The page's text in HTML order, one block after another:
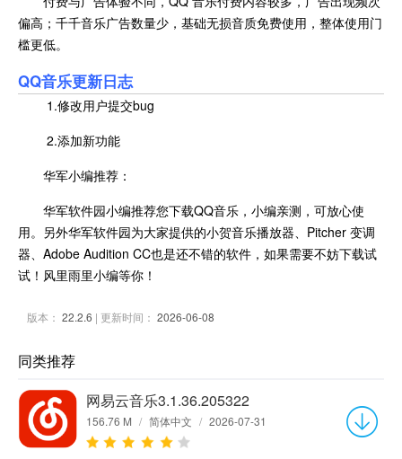
偏高；千千音乐广告数量少，基础无损音质免费使用，整体使用门
槛更低。
QQ音乐更新日志
1.修改用户提交bug
2.添加新功能
华军小编推荐：
华军软件园小编推荐您下载QQ音乐，小编亲测，可放心使
用。另外华军软件园为大家提供的小贺音乐播放器、Pitcher 变调
器、Adobe Audition CC也是还不错的软件，如果需要不妨下载试
试！风里雨里小编等你！
版本： 22.2.6 | 更新时间： 2026-06-08
同类推荐
网易云音乐3.1.36.205322
156.76 M / 简体中文 / 2026-07-31